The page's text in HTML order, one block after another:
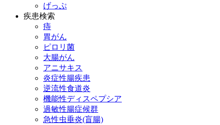
げっぷ
疾患検索
痔
胃がん
ピロリ菌
大腸がん
アニサキス
炎症性腸疾患
逆流性食道炎
機能性ディスペプシア
過敏性腸症候群
急性虫垂炎(盲腸)